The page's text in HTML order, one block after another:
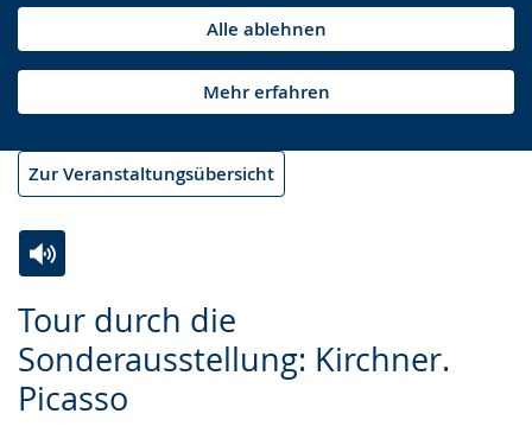
Alle ablehnen
Mehr erfahren
Zur Veranstaltungsübersicht
Tour durch die
Sonderausstellung: Kirchner.
Picasso
Leichten
Sprache
wechseln.
Audio-
Unterstützung.
Video
in
Deutscher